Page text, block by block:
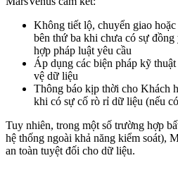
Không tiết lộ, chuyển giao
bên thứ ba khi chưa có sự
hợp pháp luật yêu cầu
Áp dụng các biện pháp kỹ
vệ dữ liệu
Thông báo kịp thời cho Khách
khi có sự cố rò rỉ dữ liệu (nếu
Tuy nhiên, trong một số trường hợp
hệ thống ngoài khả năng kiểm soát),
an toàn tuyệt đối cho dữ liệu.